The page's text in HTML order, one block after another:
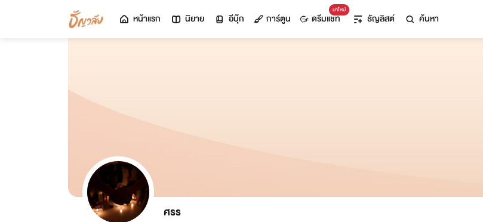
หน้าแรก นิยาย อีบุ๊ก การ์ตูน
มาใหม่
ดรีมแชท ธัญลิสต์ ค้นหา
ศรร